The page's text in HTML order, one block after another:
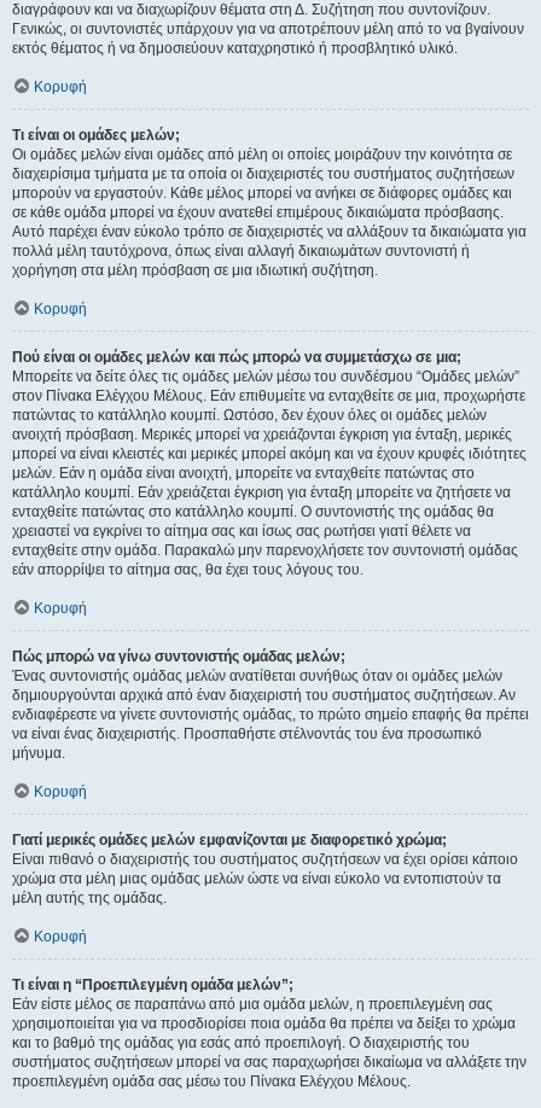
διαγράφουν και να διαχωρίζουν θέματα στη Δ. Συζήτηση που συντονίζουν.
Γενικώς, οι συντονιστές υπάρχουν για να αποτρέπουν μέλη από το να βγαίνουν
εκτός θέματος ή να δημοσιεύουν καταχρηστικό ή προσβλητικό υλικό.
Κορυφή
Τι είναι οι ομάδες μελών;
Οι ομάδες μελών είναι ομάδες από μέλη οι οποίες μοιράζουν την κοινότητα σε
διαχειρίσιμα τμήματα με τα οποία οι διαχειριστές του συστήματος συζητήσεων
μπορούν να εργαστούν. Κάθε μέλος μπορεί να ανήκει σε διάφορες ομάδες και
σε κάθε ομάδα μπορεί να έχουν ανατεθεί επιμέρους δικαιώματα πρόσβασης.
Αυτό παρέχει έναν εύκολο τρόπο σε διαχειριστές να αλλάξουν τα δικαιώματα για
πολλά μέλη ταυτόχρονα, όπως είναι αλλαγή δικαιωμάτων συντονιστή ή
χορήγηση στα μέλη πρόσβαση σε μια ιδιωτική συζήτηση.
Κορυφή
Πού είναι οι ομάδες μελών και πώς μπορώ να συμμετάσχω σε μια;
Μπορείτε να δείτε όλες τις ομάδες μελών μέσω του συνδέσμου “Ομάδες μελών”
στον Πίνακα Ελέγχου Μέλους. Εάν επιθυμείτε να ενταχθείτε σε μια, προχωρήστε
πατώντας το κατάλληλο κουμπί. Ωστόσο, δεν έχουν όλες οι ομάδες μελών
ανοιχτή πρόσβαση. Μερικές μπορεί να χρειάζονται έγκριση για ένταξη, μερικές
μπορεί να είναι κλειστές και μερικές μπορεί ακόμη και να έχουν κρυφές ιδιότητες
μελών. Εάν η ομάδα είναι ανοιχτή, μπορείτε να ενταχθείτε πατώντας στο
κατάλληλο κουμπί. Εάν χρειάζεται έγκριση για ένταξη μπορείτε να ζητήσετε να
ενταχθείτε πατώντας στο κατάλληλο κουμπί. Ο συντονιστής της ομάδας θα
χρειαστεί να εγκρίνει το αίτημα σας και ίσως σας ρωτήσει γιατί θέλετε να
ενταχθείτε στην ομάδα. Παρακαλώ μην παρενοχλήσετε τον συντονιστή ομάδας
εάν απορρίψει το αίτημα σας, θα έχει τους λόγους του.
Κορυφή
Πώς μπορώ να γίνω συντονιστής ομάδας μελών;
Ένας συντονιστής ομάδας μελών ανατίθεται συνήθως όταν οι ομάδες μελών
δημιουργούνται αρχικά από έναν διαχειριστή του συστήματος συζητήσεων. Αν
ενδιαφέρεστε να γίνετε συντονιστής ομάδας, το πρώτο σημείο επαφής θα πρέπει
να είναι ένας διαχειριστής. Προσπαθήστε στέλνοντάς του ένα προσωπικό
μήνυμα.
Κορυφή
Γιατί μερικές ομάδες μελών εμφανίζονται με διαφορετικό χρώμα;
Είναι πιθανό ο διαχειριστής του συστήματος συζητήσεων να έχει ορίσει κάποιο
χρώμα στα μέλη μιας ομάδας μελών ώστε να είναι εύκολο να εντοπιστούν τα
μέλη αυτής της ομάδας.
Κορυφή
Τι είναι η “Προεπιλεγμένη ομάδα μελών”;
Εάν είστε μέλος σε παραπάνω από μια ομάδα μελών, η προεπιλεγμένη σας
χρησιμοποιείται για να προσδιορίσει ποια ομάδα θα πρέπει να δείξει το χρώμα
και το βαθμό της ομάδας για εσάς από προεπιλογή. Ο διαχειριστής του
συστήματος συζητήσεων μπορεί να σας παραχωρήσει δικαίωμα να αλλάξετε την
προεπιλεγμένη ομάδα σας μέσω του Πίνακα Ελέγχου Μέλους.